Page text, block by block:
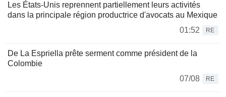
Les États-Unis reprennent partiellement leurs activités
dans la principale région productrice d'avocats au Mexique
01:52
RE
De La Espriella prête serment comme président de la
Colombie
07/08
RE